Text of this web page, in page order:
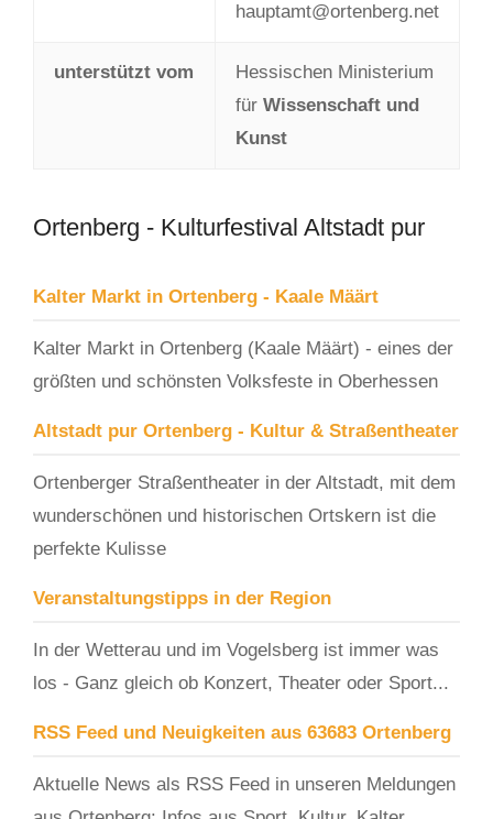
hauptamt@ortenberg.net
unterstützt vom
Hessischen Ministerium
für Wissenschaft und
Kunst
Ortenberg - Kulturfestival Altstadt pur
Kalter Markt in Ortenberg - Kaale Määrt
Kalter Markt in Ortenberg (Kaale Määrt) - eines der
größten und schönsten Volksfeste in Oberhessen
Altstadt pur Ortenberg - Kultur & Straßentheater
Ortenberger Straßentheater in der Altstadt, mit dem
wunderschönen und historischen Ortskern ist die
perfekte Kulisse
Veranstaltungstipps in der Region
In der Wetterau und im Vogelsberg ist immer was
los - Ganz gleich ob Konzert, Theater oder Sport...
RSS Feed und Neuigkeiten aus 63683 Ortenberg
Aktuelle News als RSS Feed in unseren Meldungen